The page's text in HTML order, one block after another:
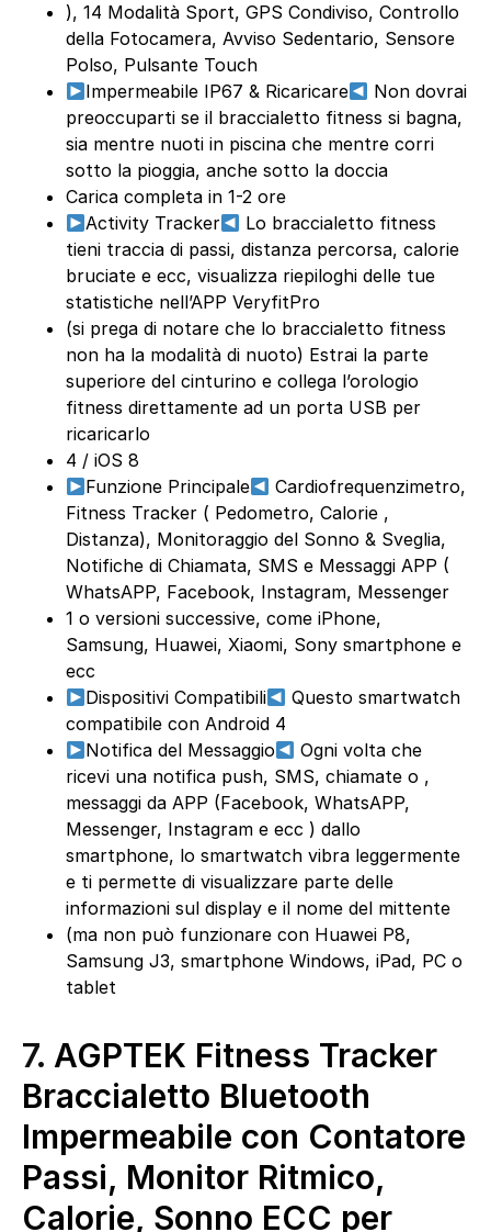
), 14 Modalità Sport, GPS Condiviso, Controllo
della Fotocamera, Avviso Sedentario, Sensore
Polso, Pulsante Touch
Impermeabile IP67 & Ricaricare
Non dovrai
preoccuparti se il braccialetto fitness si bagna,
sia mentre nuoti in piscina che mentre corri
sotto la pioggia, anche sotto la doccia
Carica completa in 1-2 ore
Activity Tracker
Lo braccialetto fitness
tieni traccia di passi, distanza percorsa, calorie
bruciate e ecc, visualizza riepiloghi delle tue
statistiche nell’APP VeryfitPro
(si prega di notare che lo braccialetto fitness
non ha la modalità di nuoto) Estrai la parte
superiore del cinturino e collega l’orologio
fitness direttamente ad un porta USB per
ricaricarlo
4 / iOS 8
Funzione Principale
Cardiofrequenzimetro,
Fitness Tracker ( Pedometro, Calorie ,
Distanza), Monitoraggio del Sonno & Sveglia,
Notifiche di Chiamata, SMS e Messaggi APP (
WhatsAPP, Facebook, Instagram, Messenger
1 o versioni successive, come iPhone,
Samsung, Huawei, Xiaomi, Sony smartphone e
ecc
Dispositivi Compatibili
Questo smartwatch
compatibile con Android 4
Notifica del Messaggio
Ogni volta che
ricevi una notifica push, SMS, chiamate o ,
messaggi da APP (Facebook, WhatsAPP,
Messenger, Instagram e ecc ) dallo
smartphone, lo smartwatch vibra leggermente
e ti permette di visualizzare parte delle
informazioni sul display e il nome del mittente
(ma non può funzionare con Huawei P8,
Samsung J3, smartphone Windows, iPad, PC o
tablet
7. AGPTEK Fitness Tracker
Braccialetto Bluetooth
Impermeabile con Contatore
Passi, Monitor Ritmico,
Calorie, Sonno ECC per